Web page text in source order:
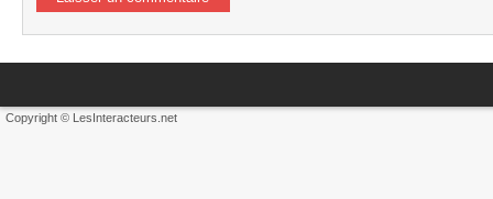
Copyright © LesInteracteurs.net